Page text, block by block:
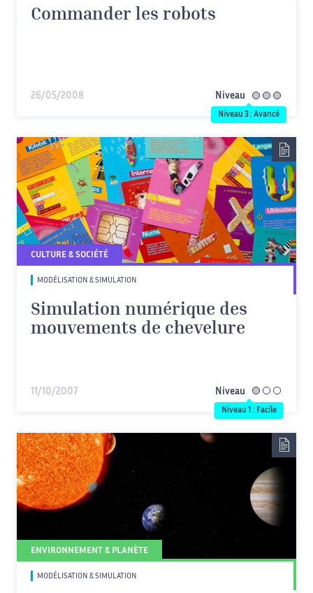
Commander les robots
26/05/2008 Niveau avancé
Niveau 3 : Avancé
CULTURE & SOCIÉTÉ
MODÉLISATION & SIMULATION
Simulation numérique des
mouvements de chevelure
11/10/2007 Niveau facile
Niveau 1 : Facile
ENVIRONNEMENT & PLANÈTE
MODÉLISATION & SIMULATION